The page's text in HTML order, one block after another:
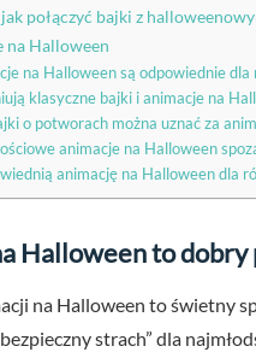
połączyć bajki z
na Halloween
na Halloween są odpowiednie dla
klasyczne bajki i animacje na
o potworach można uznać za
animacje na Halloween
animację na Halloween dla
Halloween to dobry
na Halloween to świetny
strach” dla